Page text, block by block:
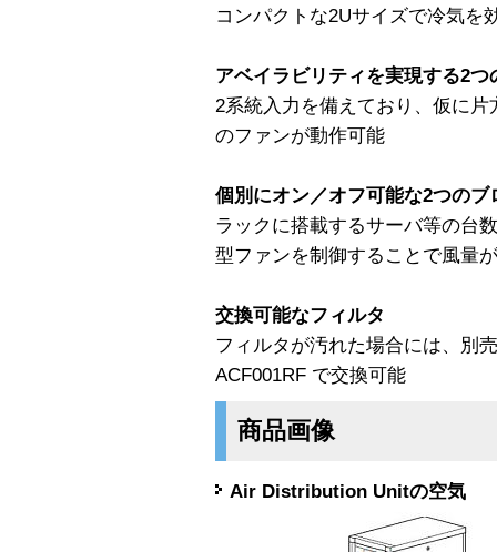
コンパクトな2Uサイズで冷気を
アベイラビリティを実現する2
2系統入力を備えており、仮に
のファンが動作可能
個別にオン／オフ可能な2つのブ
ラックに搭載するサーバ等の台
型ファンを制御することで風量
交換可能なフィルタ
フィルタが汚れた場合には、別
ACF001RF で交換可能
商品画像
Air Distribution Unitの空気